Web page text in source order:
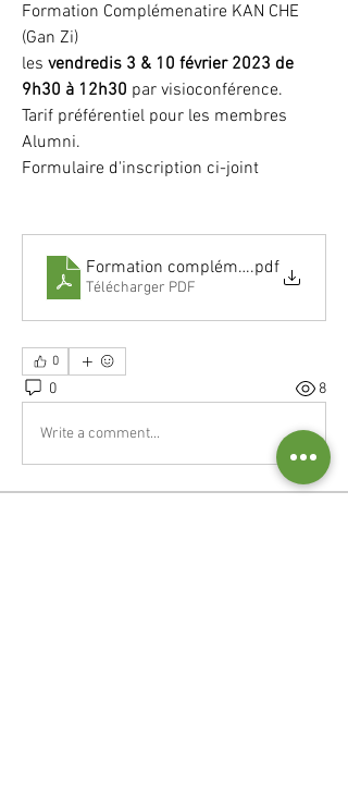
Formation Complémenatire KAN CHE
(Gan Zi)
les vendredis 3 & 10 février 2023 de
9h30 à 12h30 par visioconférence.
Tarif préférentiel pour les membres
Alumni.
Formulaire d'inscription ci-joint
Formation complémentaire Kan Che
.pdf
Télécharger PDF
0
0 8
Write a comment...